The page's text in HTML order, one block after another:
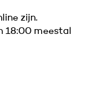
zijn.
18:00 meestal